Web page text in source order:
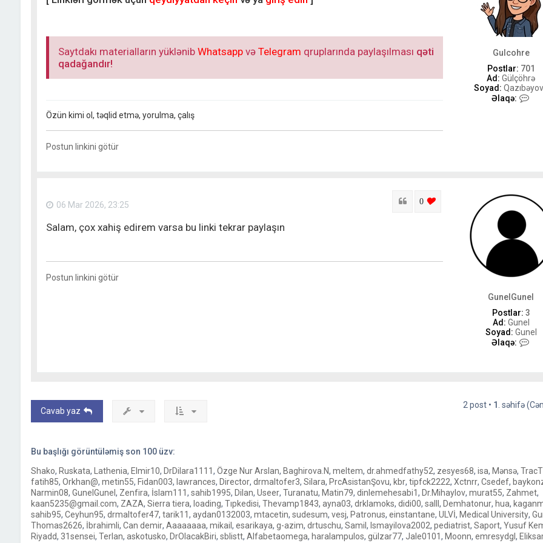
Gulcohre
Postlar: 701
Ad: Gülçöhrə
Soyad:
Əlaqə:
ə
ə
Saytdakı materialların yüklənib Whatsappvə Telegram qruplarında paylaşılması qəti
qadağandır!
Özün kimi ol, təqlid etmə, yorulma, çalış
Postun linkini götür
GunelGunel
Postlar: 3
Ad: Gunel
Soyad: Gunel
Əlaqə:
u
n
ə
ə
l
a
q
ə
Sitat
0 login to like this post
06 Mar 2026, 23:25
Salam, çox xahiş edirem varsa bu linki tekrar paylaşın
Postun linkini götür
Cavab yaz
2 post • 1 . səhifə
Bu başlığı görüntüləmiş son 100üzv:
Shako, Ruskata, Lathenia, Elmir10, DrDilara1111, Özge Nur Arslan, Baghirova.N, meltem, dr.ahmedfathy52, zesyes68, isa, Mənsə,
fatih85, Orkhan@, metin55, Fidan003, lawrances, Director, drmaltofer3, Silara, PrcAsistanŞovu, kbr, tipfck2222, Xctnrr, Csedef,
Narmin08, GunelGunel, Zenfira, İslam111, sahib1995, Dilan, Useer, Turanatu, Matin79, dinlemehesabi1, Dr.Mihaylov, murat55, Zahmet,
kaan5235@gmail.com, ZAZA, Sierra tiera, loading, Tıpkedisi, Thevamp1843, ayna03, drklamoks, didi00, salll, Demhatonur, hua,
sahib95, Ceyhun95, drmaltofer47, tarik11, aydan0132003, mtacetin, sudesum, vesj, Patronus, einstantane, ULVİ, Medical University,
Thomas2626, İbrahimli, Can demir, Aaaaaaaa, mikail, esarikaya, g-azim, drtuschu, Samil, Ismayilova2002, pediatrist, Saport, Yusuf
Riyadd, 31sensei, Terlan, askotusko, DrOlacakBiri, sblistt, Alfabetaomega, haralampulos, gülzar77, Jale0101, Moonn, emresydgl,